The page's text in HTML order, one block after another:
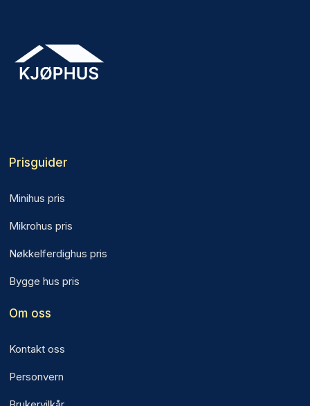
Prisguider
Minihus pris
Mikrohus pris
Nøkkelferdighus pris
Bygge hus pris
Om oss
Kontakt oss
Personvern